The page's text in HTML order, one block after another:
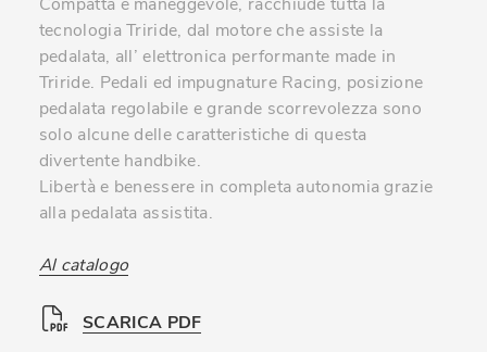
Compatta e maneggevole, racchiude tutta la
tecnologia Triride, dal motore che assiste la
pedalata, all’ elettronica performante made in
Triride. Pedali ed impugnature Racing, posizione
pedalata regolabile e grande scorrevolezza sono
solo alcune delle caratteristiche di questa
divertente handbike.
Libertà e benessere in completa autonomia grazie
alla pedalata assistita.
Al catalogo
SCARICA PDF